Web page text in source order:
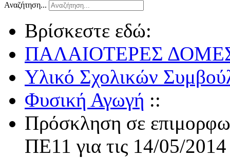
Αναζήτηση...
Βρίσκεστε εδώ:
ΠΑΛΑΙΟΤΕΡΕΣ
Υλικό Σχολικών
Φυσική Αγωγή ::
Πρόσκληση σε
ΠΕ11 για τις 14/05/2014